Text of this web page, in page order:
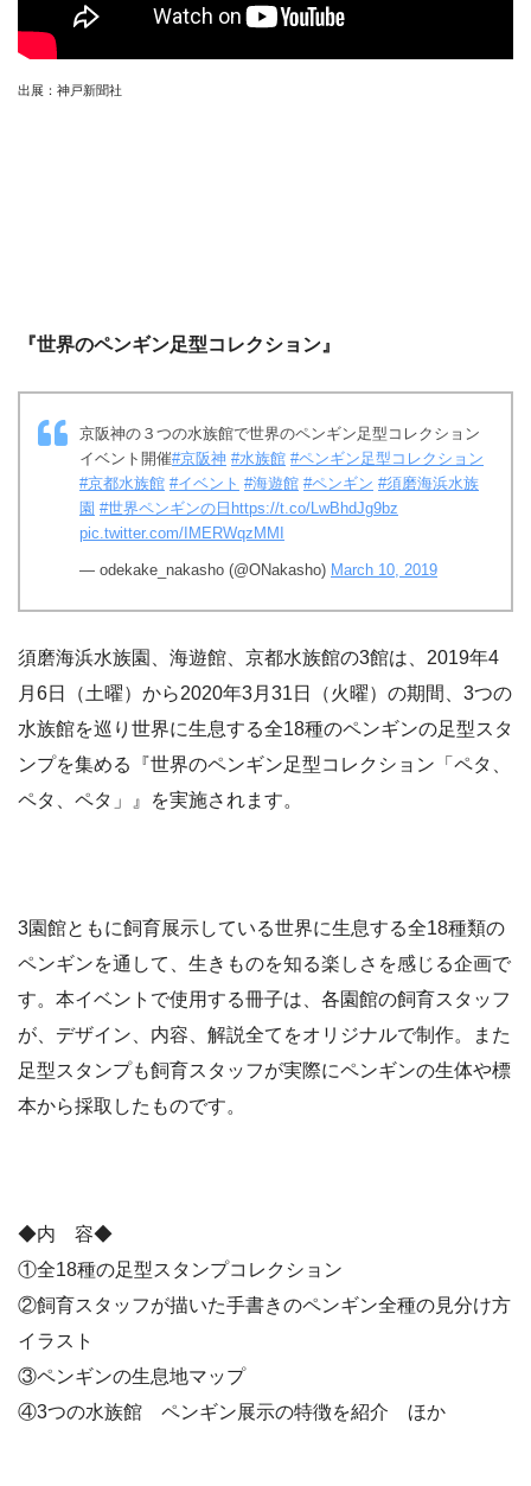
出展：神戸新聞社
『世界のペンギン足型コレクション』
京阪神の３つの水族館で世界のペンギン足型コレクション
イベント開催#京阪神 #水族館 #ペンギン足型コレクション
#京都水族館 #イベント #海遊館 #ペンギン #須磨海浜水族
園 #世界ペンギンの日 https://t.co/LwBhdJg9bz
pic.twitter.com/IMERWqzMMI
— odekake_nakasho (@ONakasho) March 10, 2019
須磨海浜水族園、海遊館、京都水族館の3館は、2019年4
月6日（土曜）から2020年3月31日（火曜）の期間、3つの
水族館を巡り世界に生息する全18種のペンギンの足型スタ
ンプを集める『世界のペンギン足型コレクション「ペタ、
ペタ、ペタ」』を実施されます。
3園館ともに飼育展示している世界に生息する全18種類の
ペンギンを通して、生きものを知る楽しさを感じる企画で
す。本イベントで使用する冊子は、各園館の飼育スタッフ
が、デザイン、内容、解説全てをオリジナルで制作。また
足型スタンプも飼育スタッフが実際にペンギンの生体や標
本から採取したものです。
◆内 容◆
①全18種の足型スタンプコレクション
②飼育スタッフが描いた手書きのペンギン全種の見分け方
イラスト
③ペンギンの生息地マップ
④3つの水族館 ペンギン展示の特徴を紹介 ほか